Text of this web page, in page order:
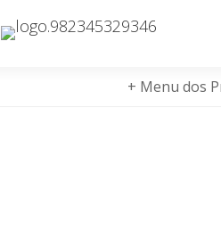
+ Menu dos